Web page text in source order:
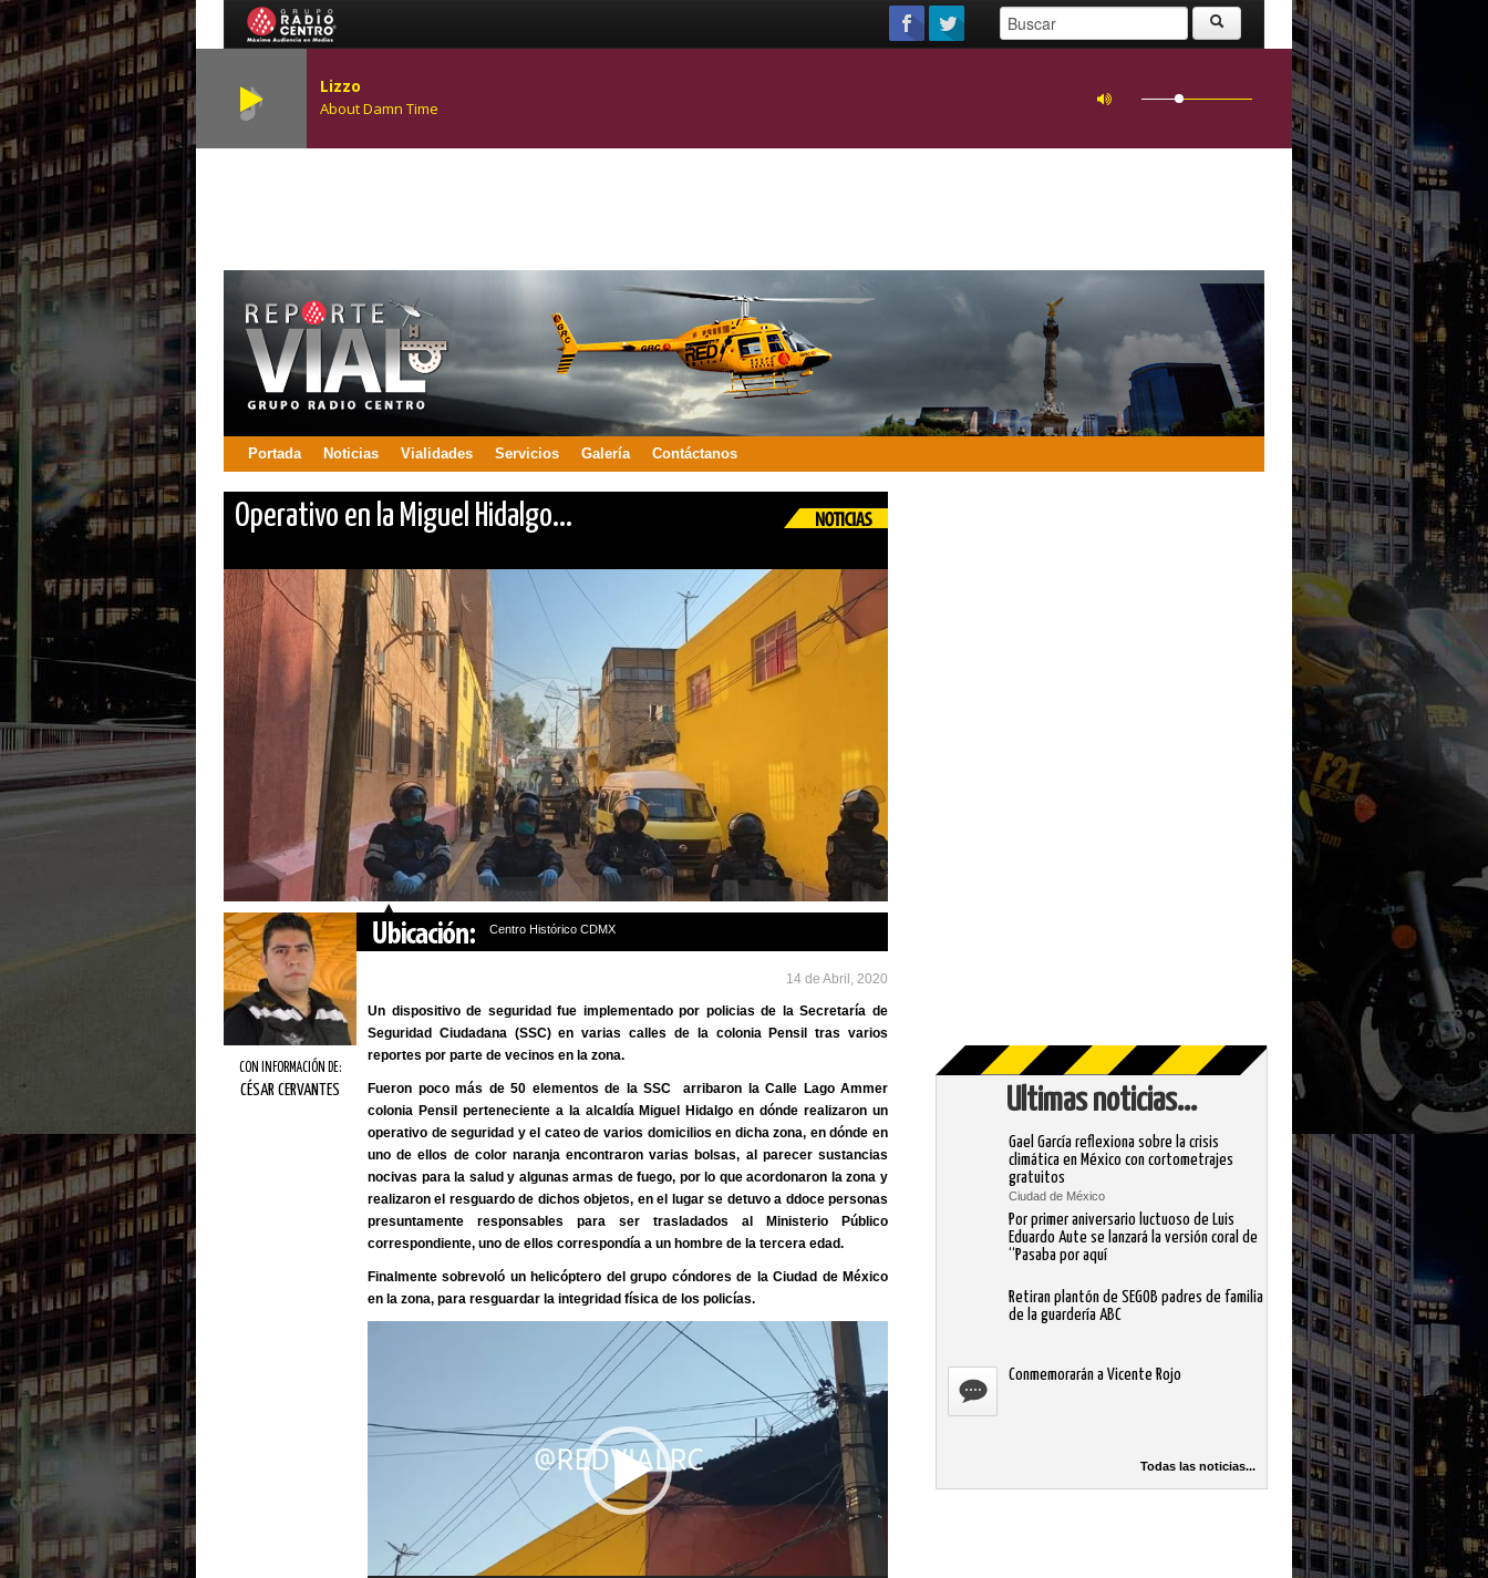
Lizzo
About Damn Time
Portada Noticias Vialidades Servicios Galería Contáctanos
Operativo en la Miguel Hidalgo...
CON INFORMACIÓN DE:
CÉSAR CERVANTES
Centro Histórico CDMX
14 de Abril, 2020
Un dispositivo de seguridad fue implementado por policias de la Secretaría de
Seguridad Ciudadana (SSC) en varias calles de la colonia Pensil tras varios
reportes por parte de vecinos en la zona.
Fueron poco más de 50 elementos de la SSC arribaron la Calle Lago Ammer
colonia Pensil perteneciente a la alcaldía Miguel Hidalgo en dónde realizaron un
operativo de seguridad y el cateo de varios domicilios en dicha zona, en dónde en
uno de ellos de color naranja encontraron varias bolsas, al parecer sustancias
nocivas para la salud y algunas armas de fuego, por lo que acordonaron la zona y
realizaron el resguardo de dichos objetos, en el lugar se detuvo a ddoce personas
presuntamente responsables para ser trasladados al Ministerio Público
correspondiente, uno de ellos correspondía a un hombre de la tercera edad.
Finalmente sobrevoló un helicóptero del grupo cóndores de la Ciudad de México
en la zona, para resguardar la integridad física de los policías.
Ultimas noticias...
Gael García reflexiona sobre la crisis
climática en México con cortometrajes
gratuitos
Ciudad de México
Por primer aniversario luctuoso de Luis
Eduardo Aute se lanzará la versión coral de
“Pasaba por aquí
Retiran plantón de SEGOB padres de familia
de la guardería ABC
Conmemorarán a Vicente Rojo
Todas las noticias...